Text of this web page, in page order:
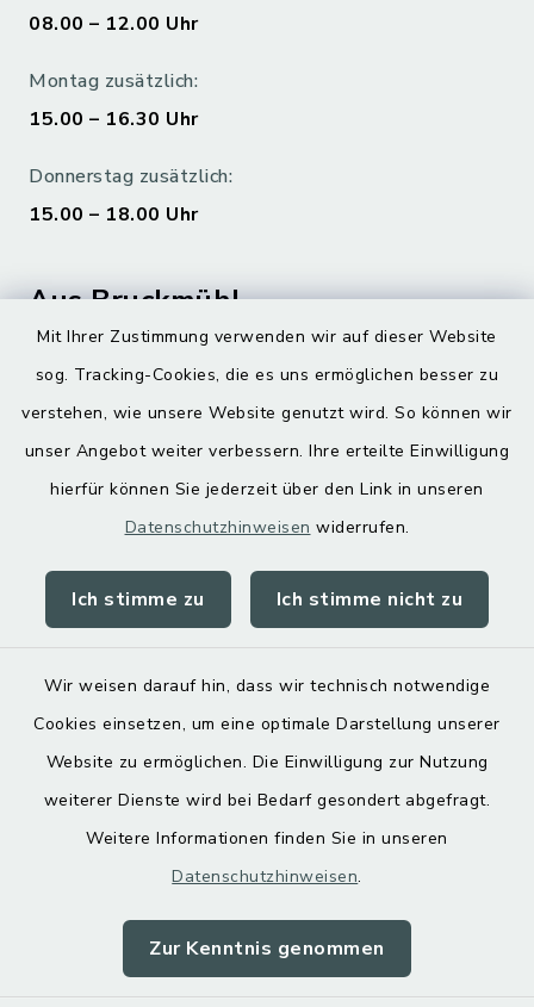
Mit Ihrer Zustimmung verwenden wir auf dieser Website
sog. Tracking-Cookies, die es uns ermöglichen besser zu
verstehen, wie unsere Website genutzt wird. So können wir
unser Angebot weiter verbessern. Ihre erteilte Einwilligung
hierfür können Sie jederzeit über den Link in unseren
Datenschutzhinweisen widerrufen.
Ich stimme zu Ich stimme nicht zu
Wir weisen darauf hin, dass wir technisch notwendige
Cookies einsetzen, um eine optimale Darstellung unserer
Website zu ermöglichen. Die Einwilligung zur Nutzung
weiterer Dienste wird bei Bedarf gesondert abgefragt.
Weitere Informationen finden Sie in unseren
Datenschutzhinweisen.
Zur Kenntnis genommen
08.00 – 12.00 Uhr
Montag zusätzlich:
15.00 – 16.30 Uhr
Donnerstag zusätzlich:
15.00 – 18.00 Uhr
Aus Bruckmühl
Digitaler Ortsplan
Kontakt
Datenschutz
Impressum
Sitemap
Cookie-Einstellungen